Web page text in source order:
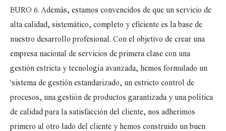
EURO 6. Además, estamos convencidos de que un servicio de
alta calidad, sistemático, completo y eficiente es la base de
nuestro desarrollo profesional. Con el objetivo de crear una
empresa nacional de servicios de primera clase con una
gestión estricta y tecnología avanzada, hemos formulado un
'sistema de gestión estandarizado, un estricto control de
procesos, una gestión de productos garantizada y una política
de calidad para la satisfacción del cliente, nos adherimos
primero al otro lado del cliente y hemos construido un buen